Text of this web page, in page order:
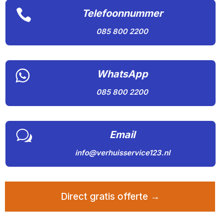
 Telefoonnummer
085 800 2200
 WhatsApp
085 800 2200
w Email
info@verhuisservice123.nl
Direct gratis offerte →